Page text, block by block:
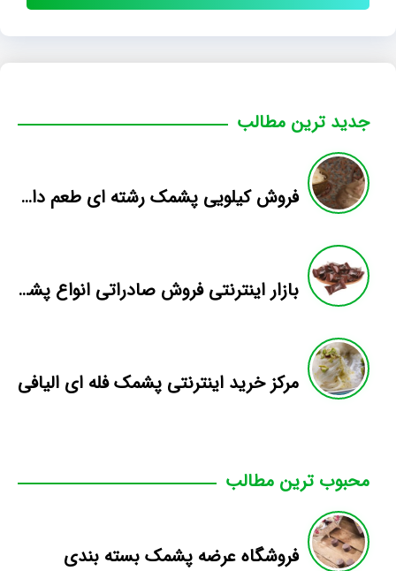
جدید ترین مطالب
فروش کیلویی پشمک رشته ای طعم دار میوه
بازار اینترنتی فروش صادراتی انواع پشمک الیافی/شکلاتی
مرکز خرید اینترنتی پشمک فله ای الیافی
محبوب ترین مطالب
فروشگاه عرضه پشمک بسته بندی